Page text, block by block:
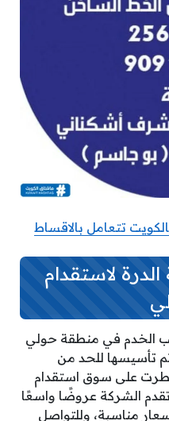
تتعامل بالاقساط
لاستقدام
الخدم في منطقة حولي
تأسيسها للحد من
على سوق استقدام
الشركة عروضًا واسعًا
مناسبة، وللتواصل